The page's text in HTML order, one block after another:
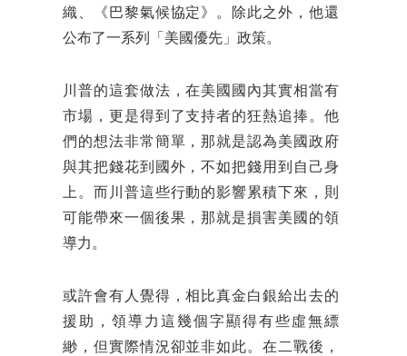
織、《巴黎氣候協定》。除此之外，他還
公布了一系列「美國優先」政策。
川普的這套做法，在美國國內其實相當有
市場，更是得到了支持者的狂熱追捧。他
們的想法非常簡單，那就是認為美國政府
與其把錢花到國外，不如把錢用到自己身
上。而川普這些行動的影響累積下來，則
可能帶來一個後果，那就是損害美國的領
導力。
或許會有人覺得，相比真金白銀給出去的
援助，領導力這幾個字顯得有些虛無縹
緲，但實際情況卻並非如此。在二戰後，